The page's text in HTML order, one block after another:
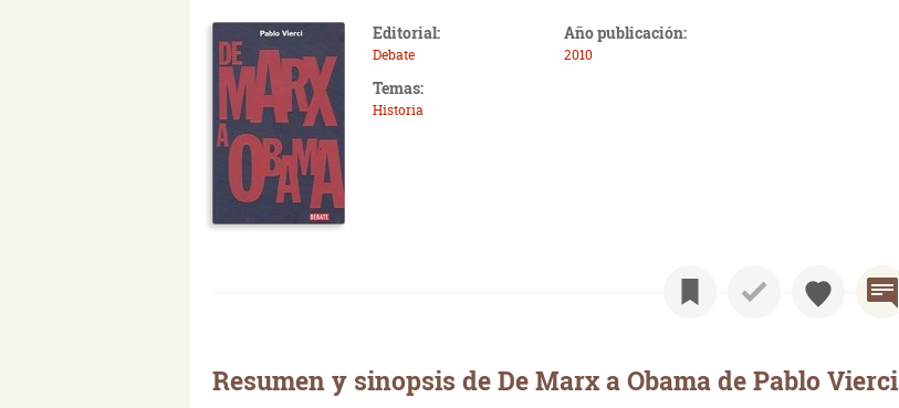
Editorial:
Debate
Año publicación:
2010
Temas:
Historia
Resumen y sinopsis de De Marx a Obama de Pablo Vierci